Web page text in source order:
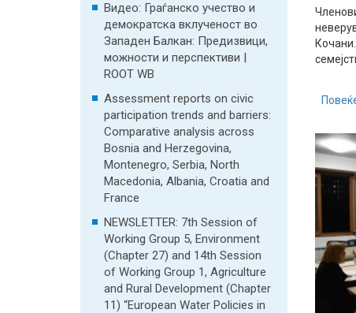
Видео: Граѓанско учество и
демократска вклученост во
Западен Балкан: Предизвици,
можности и перспективи |
ROOT WB
Assessment reports on civic
participation trends and barriers:
Comparative analysis across
Bosnia and Herzegovina,
Montenegro, Serbia, North
Macedonia, Albania, Croatia and
France
NEWSLETTER: 7th Session of
Working Group 5, Environment
(Chapter 27) and 14th Session
of Working Group 1, Agriculture
and Rural Development (Chapter
11) “European Water Policies in